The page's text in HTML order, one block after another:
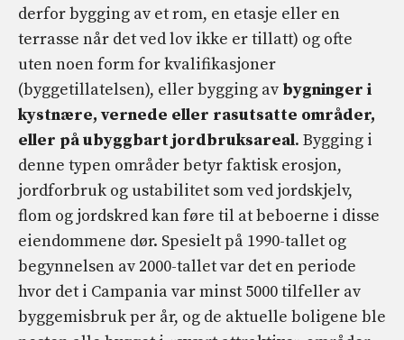
derfor bygging av et rom, en etasje eller en
terrasse når det ved lov ikke er tillatt) og ofte
uten noen form for kvalifikasjoner
(byggetillatelsen), eller bygging av bygninger i
kystnære, vernede eller rasutsatte områder,
eller på ubyggbart jordbruksareal. Bygging i
denne typen områder betyr faktisk erosjon,
jordforbruk og ustabilitet som ved jordskjelv,
flom og jordskred kan føre til at beboerne i disse
eiendommene dør. Spesielt på 1990-tallet og
begynnelsen av 2000-tallet var det en periode
hvor det i Campania var minst 5000 tilfeller av
byggemisbruk per år, og de aktuelle boligene ble